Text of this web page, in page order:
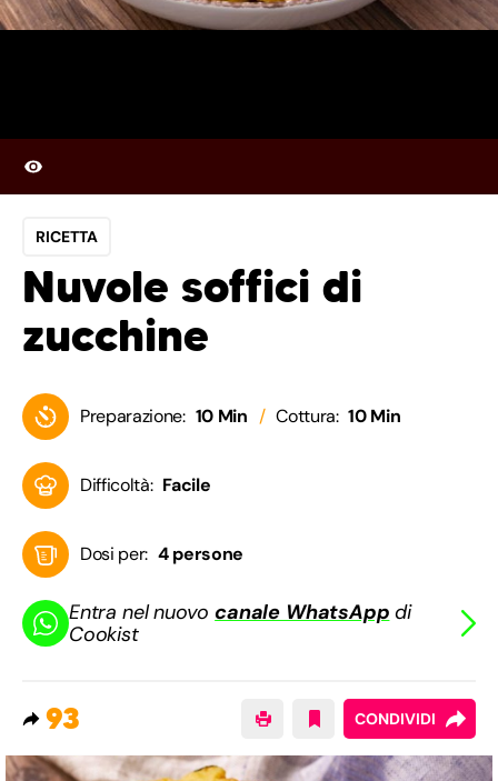
RICETTA
Nuvole soffici di
zucchine
Preparazione: 10 Min Cottura: 10 Min
Difficoltà: Facile
Dosi per: 4 persone
Entra nel nuovocanale WhatsApp di
Cookist
93 CONDIVIDI